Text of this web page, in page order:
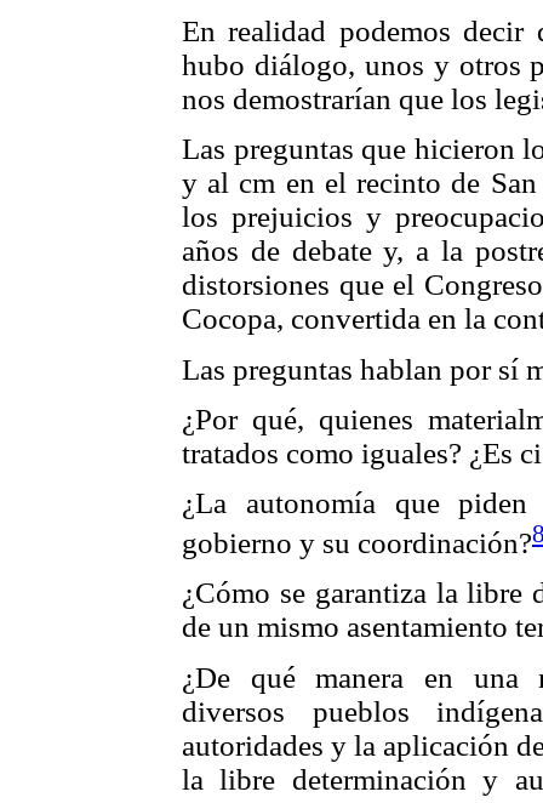
En realidad podemos decir
hubo diálogo, unos y otros
nos demostrarían que los
Las preguntas que hicieron
y al cm en el recinto de
los prejuicios y
años de debate y, a la
distorsiones que el
Cocopa, convertida en la
Las preguntas hablan por sí
¿Por qué, quienes
tratados como iguales? ¿Es
¿La autonomía que
gobierno y su coordinación?
¿Cómo se garantiza la libre
de un mismo asentamiento
¿De qué manera en una
diversos pueblos
autoridades y la aplicación
la libre determinación y